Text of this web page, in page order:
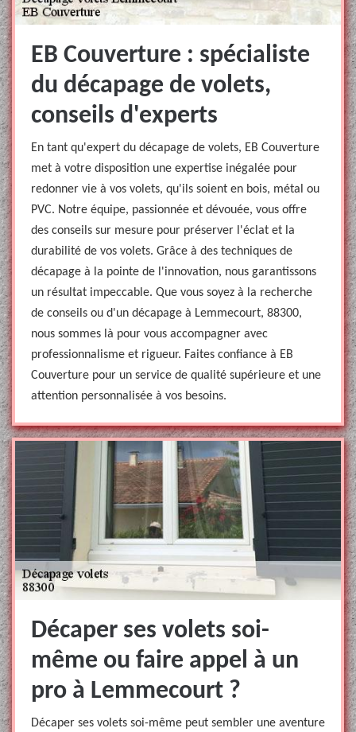
EB Couverture : spécialiste
du décapage de volets,
conseils d'experts
En tant qu'expert du décapage de volets, EB Couverture
met à votre disposition une expertise inégalée pour
redonner vie à vos volets, qu'ils soient en bois, métal ou
PVC. Notre équipe, passionnée et dévouée, vous offre
des conseils sur mesure pour préserver l'éclat et la
durabilité de vos volets. Grâce à des techniques de
décapage à la pointe de l'innovation, nous garantissons
un résultat impeccable. Que vous soyez à la recherche
de conseils ou d'un décapage à Lemmecourt, 88300,
nous sommes là pour vous accompagner avec
professionnalisme et rigueur. Faites confiance à EB
Couverture pour un service de qualité supérieure et une
attention personnalisée à vos besoins.
Décaper ses volets soi-
même ou faire appel à un
pro à Lemmecourt ?
Décaper ses volets soi-même peut sembler une aventure